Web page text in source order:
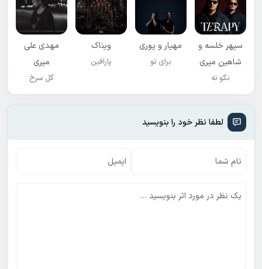
سپهر خلسه و
شاهین میری
نگو نه
مهیار و پوری
برای تو
ویناک
پارافین
مهدی علی
میری
گل سرخ
لطفا نظر خود را بنویسید